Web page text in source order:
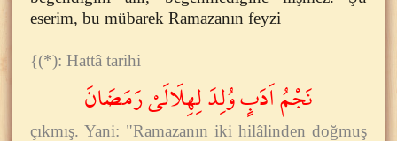
eserim, bu mübarek Ramazanın feyzi
{(*): Hattâ tarihi
نَجْمُ اَدَبٍ وُلِدَ لِهِلَالَىْ رَمَضَانَ
çıkmış. Yani: "Ramazanın iki hilâlinden doğmuş